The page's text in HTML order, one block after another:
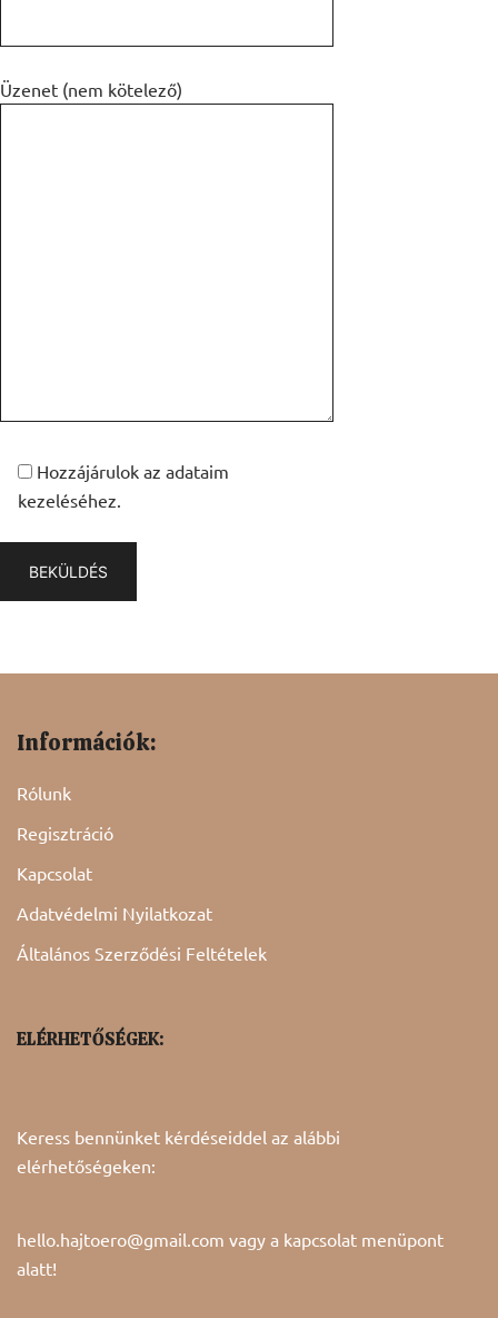
Üzenet (nem kötelező)
Hozzájárulok az adataim
kezeléséhez.
Információk:
Rólunk
Regisztráció
Kapcsolat
Adatvédelmi Nyilatkozat
Általános Szerződési Feltételek
ELÉRHETŐSÉGEK:
Keress bennünket kérdéseiddel az alábbi
elérhetőségeken:
hello.hajtoero@gmail.com vagy a kapcsolat menüpont
alatt!